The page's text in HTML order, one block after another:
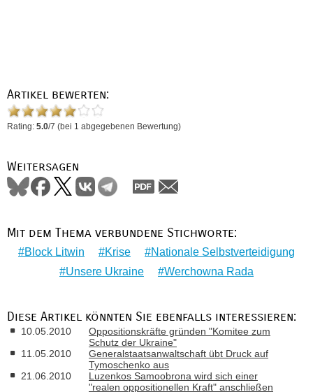
Artikel bewerten:
Rating: 5.0/7 (bei 1 abgegebenen Bewertung)
Weitersagen
Mit dem Thema verbundene Stichworte:
Block Litwin Krise
Nationale Selbstverteidigung
Unsere Ukraine
Werchowna Rada
Diese Artikel könnten Sie ebenfalls interessieren:
10.05.2010
Oppositionskräfte gründen "Komitee zum
Schutz der Ukraine"
11.05.2010
Generalstaatsanwaltschaft übt Druck auf
Tymoschenko aus
21.06.2010
Luzenkos Samoobrona wird sich einer
"realen oppositionellen Kraft" anschließen